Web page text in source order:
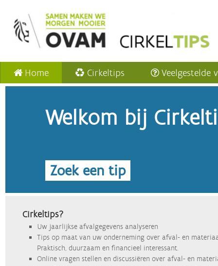
Home Cirkeltips Veelgestelde
Welkom bij
Zoek een tip
Cirkeltips?
Uw jaarlijkse afvalgegevens analyseren
Tips op maat van uw onderneming over afval- en
Praktisch, duurzaam en financieel interessant.
Online vragen stellen en discussiëren over afval- en